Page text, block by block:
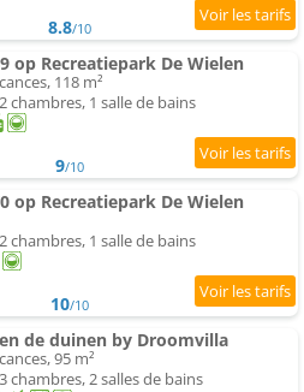
8.8/10
op Recreatiepark De Wielen
118 m²
chambres, 1 salle de bains
9/10
op Recreatiepark De Wielen
chambres, 1 salle de bains
10/10
de duinen by Droomvilla
95 m²
chambres, 2 salles de bains